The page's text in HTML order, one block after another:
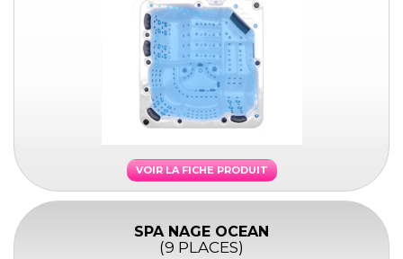
VOIR LA FICHE PRODUIT
SPA NAGE OCEAN
(9 PLACES)